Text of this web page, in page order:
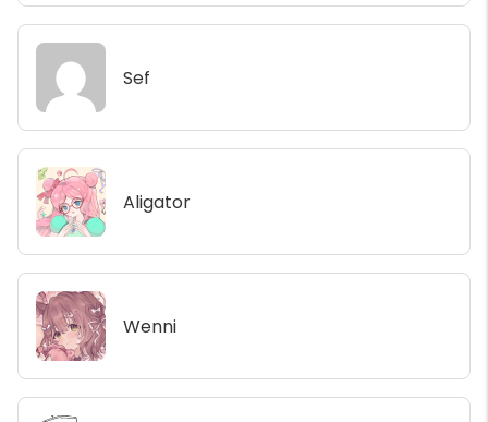
Sef
Aligator
Wenni